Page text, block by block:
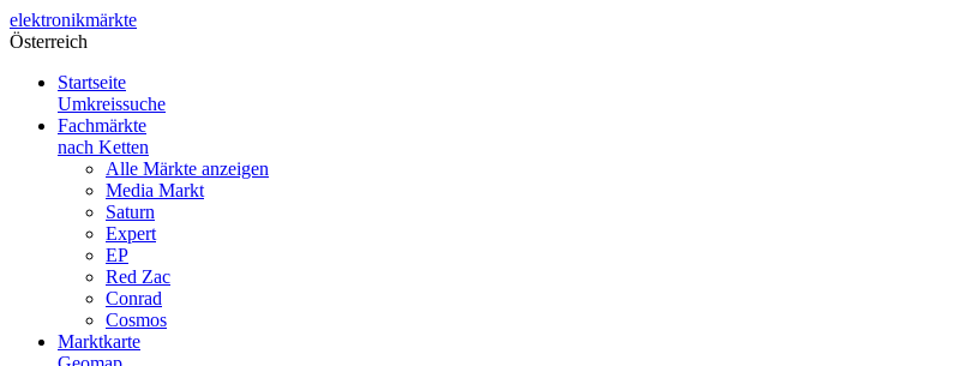
elektronikmärkte
Österreich
Startseite
Umkreissuche
Fachmärkte
nach Ketten
Alle Märkte anzeigen
Media Markt
Saturn
Expert
EP
Red Zac
Conrad
Cosmos
Marktkarte